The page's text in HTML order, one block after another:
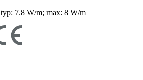
typ: 7.8 W/m; max: 8 W/m